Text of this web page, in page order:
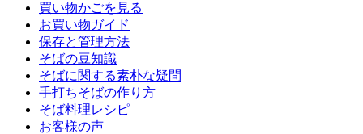
買い物かごを見る
お買い物ガイド
保存と管理方法
そばの豆知識
そばに関する素朴な疑問
手打ちそばの作り方
そば料理レシピ
お客様の声